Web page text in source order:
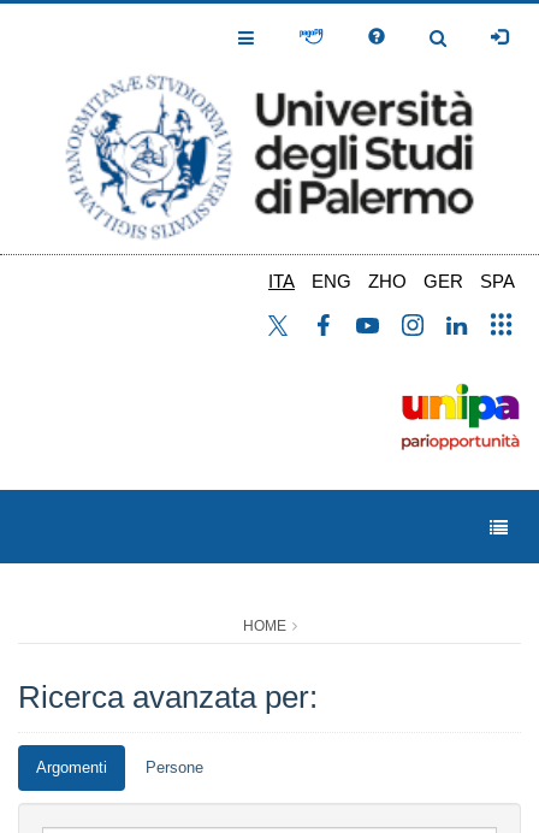
Toggle
Toggle
ITA ENG ZHO GER SPA
HOME
Ricerca avanzata per:
Argomenti Persone